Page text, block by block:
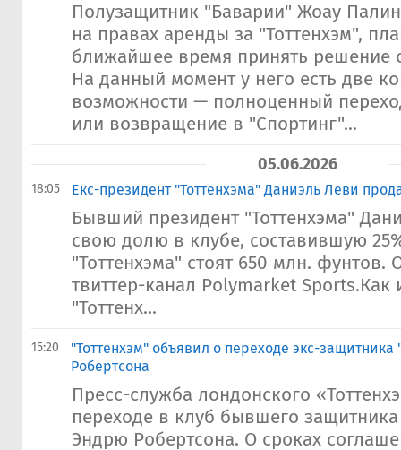
Полузащитник "Баварии" Жоау
на правах аренды за "Тоттенхэм",
ближайшее время принять решение
На данный момент у него есть две
возможности — полноценный
или возвращение в "Спортинг"...
05.06.2026
18:05 Екс-президент "Тоттенхэма" Даниэль Леви
Бывший президент "Тоттенхэма"
свою долю в клубе, составившую
"Тоттенхэма" стоят 650 млн. фунтов.
твиттер-канал Polymarket Sports.Как
"Тоттенх...
15:20
​"Тоттенхэм" объявил о переходе экс-
Робертсона
Пресс-служба лондонского
переходе в клуб бывшего
Эндрю Робертсона. О сроках